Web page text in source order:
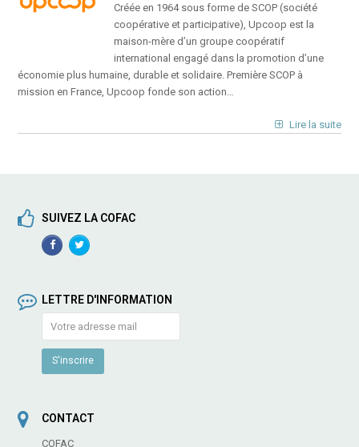
Créée en 1964 sous forme de SCOP (société
coopérative et participative), Upcoop est la
maison-mère d’un groupe coopératif
international engagé dans la promotion d’une
économie plus humaine, durable et solidaire. Première SCOP à
mission en France, Upcoop fonde son action…
Lire la suite
SUIVEZ LA COFAC
FacebookTwitterProfile
LETTRE D'INFORMATION
CONTACT
COFAC